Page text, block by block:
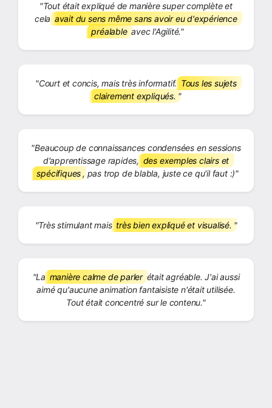
"Tout était expliqué de manière super complète et
cela avait du sens même sans avoir eu d'expérience
préalable avec l'Agilité."
"Court et concis, mais très informatif. Tous les sujets
clairement expliqués. "
"Beaucoup de connaissances condensées en sessions
d'apprentissage rapides, des exemples clairs et
spécifiques , pas trop de blabla, juste ce qu'il faut :)"
"Très stimulant mais très bien expliqué et visualisé. "
"La manière calme de parler était agréable. J'ai aussi
aimé qu'aucune animation fantaisiste n'était utilisée.
Tout était concentré sur le contenu."